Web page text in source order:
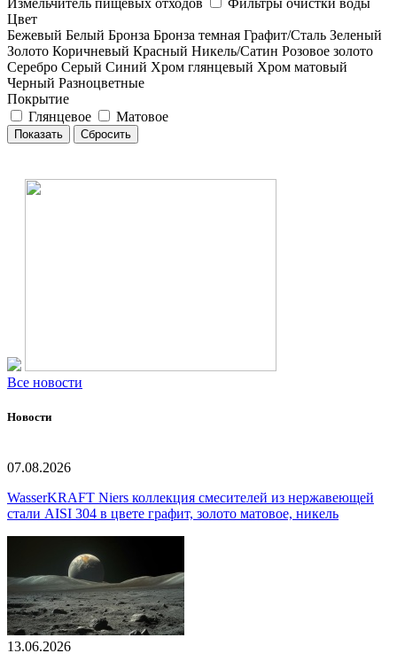
Измельчитель пищевых отходов
Фильтры очистки воды
Цвет
Бежевый Белый Бронза Бронза темная Графит/Сталь Зеленый
Золото Коричневый Красный Никель/Сатин Розовое золото
Серебро Серый Синий Хром глянцевый Хром матовый
Черный Разноцветные
Покрытие
Глянцевое
Матовое
Все новости
Новости
07.08.2026
WasserKRAFT Niers коллекция смесителей из нержавеющей
стали AISI 304 в цвете графит, золото матовое, никель
13.06.2026